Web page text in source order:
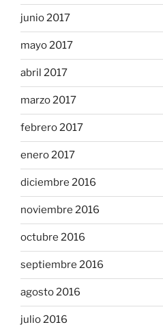
junio 2017
mayo 2017
abril 2017
marzo 2017
febrero 2017
enero 2017
diciembre 2016
noviembre 2016
octubre 2016
septiembre 2016
agosto 2016
julio 2016